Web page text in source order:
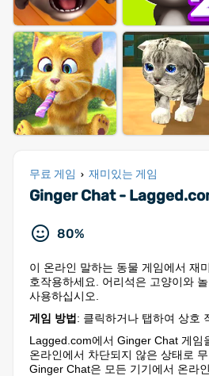
무료 게임 › 재미있는 게임
Ginger Chat -
80%
이 온라인 말하는 동물 게임에서 재
호작용하세요. 어리석은 고양이와
사용하십시오.
게임 방법 : 클릭하거나 탭하여 상호
Lagged.com에서 Ginger Chat 게임
온라인에서 차단되지 않은 상태로
Ginger Chat은 모든 기기에서 온라